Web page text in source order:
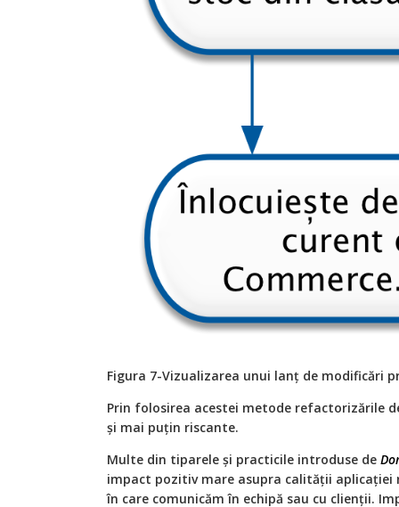
Figura 7-Vizualizarea unui lanț de modificări
Prin folosirea acestei metode refactorizările
și mai puțin riscante.
Multe din tiparele și practicile introduse de
impact pozitiv mare asupra calității
în care comunicăm în echipă sau cu clienții.